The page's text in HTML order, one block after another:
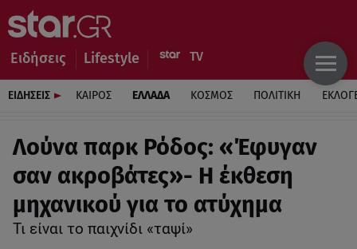
Ειδήσεις Lifestyle
ΕΙΔΗΣΕΙΣ ΚΑΙΡΟΣ ΕΛΛΑΔΑ ΚΟΣΜΟΣ ΠΟΛΙΤΙΚΗ
Λούνα παρκ Ρόδος: «Έφυγαν
σαν ακροβάτες»- Η έκθεση
μηχανικού για το ατύχημα
Τι είναι το παιχνίδι «ταψί»